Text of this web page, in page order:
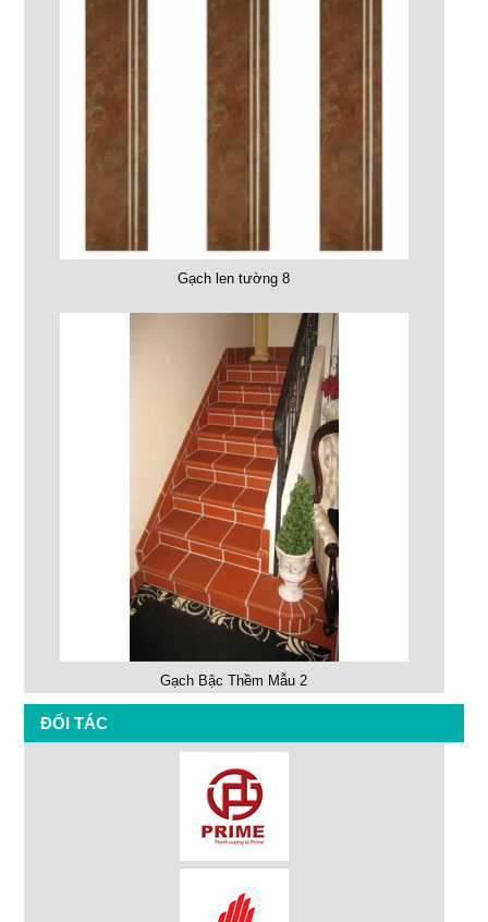
Gạch len tường 8
Gạch Bậc Thềm Mẫu 2
ĐỐI TÁC